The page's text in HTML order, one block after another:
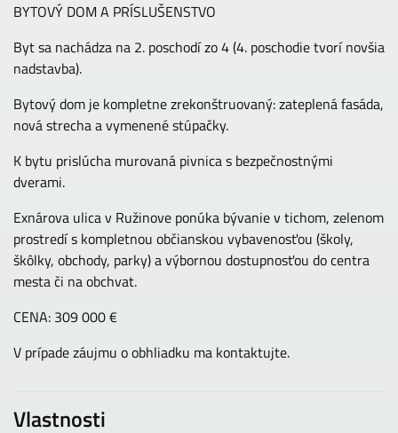
BYTOVÝ DOM A PRÍSLUŠENSTVO
Byt sa nachádza na 2. poschodí zo 4 (4. poschodie tvorí novšia
nadstavba).
Bytový dom je kompletne zrekonštruovaný: zateplená fasáda,
nová strecha a vymenené stúpačky.
K bytu prislúcha murovaná pivnica s bezpečnostnými
dverami.
Exnárova ulica v Ružinove ponúka bývanie v tichom, zelenom
prostredí s kompletnou občianskou vybavenosťou (školy,
škôlky, obchody, parky) a výbornou dostupnosťou do centra
mesta či na obchvat.
CENA: 309 000 €
V prípade záujmu o obhliadku ma kontaktujte.
Vlastnosti